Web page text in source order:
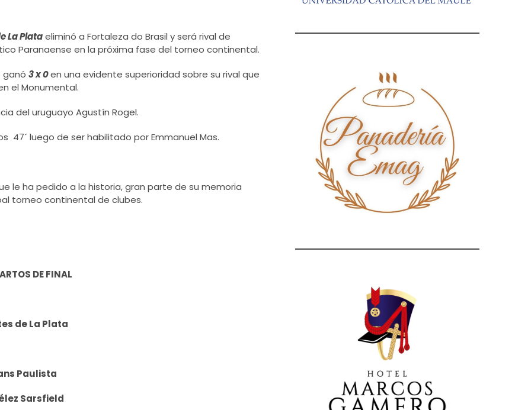
La Plataeliminó a Fortaleza do Brasil y será rival de
Paranaense en la próxima fase del torneo continental.
ganó 3 x 0en una evidente superioridad sobre su rival que
el Monumental.
del uruguayo Agustín Rogel.
47´ luego de ser habilitado por Emmanuel Mas.
le ha pedido a la historia, gran parte de su memoria
torneo continental de clubes.
DE FINAL
de La Plata
Paulista
Sarsfield